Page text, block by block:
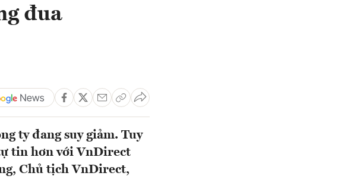
đua
ty đang suy giảm. Tuy
tin hơn với VnDirect
Chủ tịch VnDirect,